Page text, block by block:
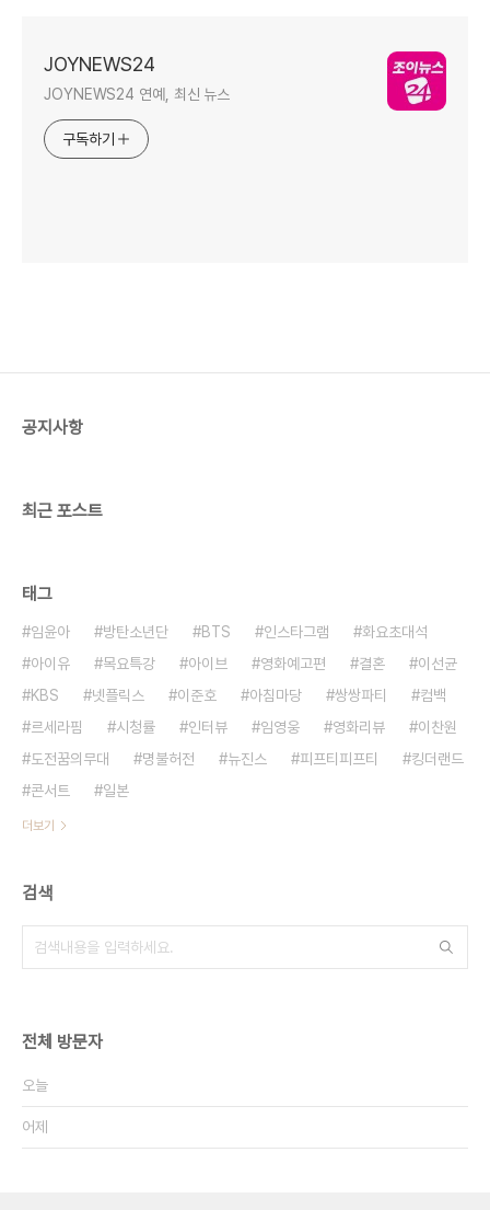
JOYNEWS24
JOYNEWS24 연예, 최신 뉴스
구독하기
공지사항
최근 포스트
태그
임윤아 방탄소년단 BTS 인스타그램
화요초대석
아이유
목요특강 아이브 영화예고편 결혼
이선균
KBS
넷플릭스 이준호 아침마당 쌍쌍파티
컴백
르세라핌
시청률 인터뷰 임영웅 영화리뷰
이찬원
도전꿈의무대
명불허전 뉴진스 피프티피프티
킹더랜드
콘서트
일본
더보기
검색
전체 방문자
오늘
어제